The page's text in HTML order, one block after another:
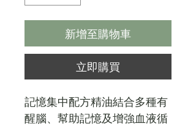
新增至購物車
立即購買
記憶集中配方精油結合多種有
醒腦、 幫助記憶及增強血液循